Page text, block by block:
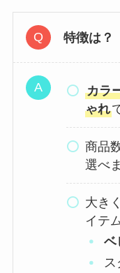
特徴は？
カラ
ゃれ
商品
選べ
大き
イテ
ベ
ス